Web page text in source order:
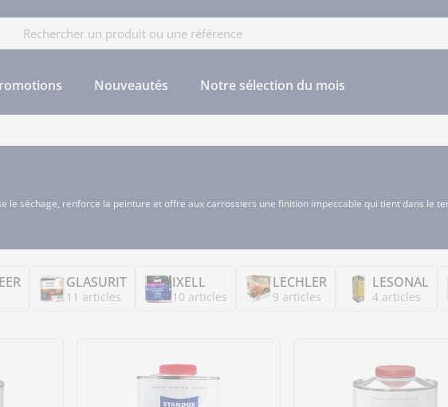
Nouveautés Notre sélection du mois
le séchage, renforce la peinture et offre aux carrossiers une finition impeccable qui tient dans le
GLASURIT
11 articles
IXELL
10 articles
LECHLER
9 articles
LESONAL
4 articles